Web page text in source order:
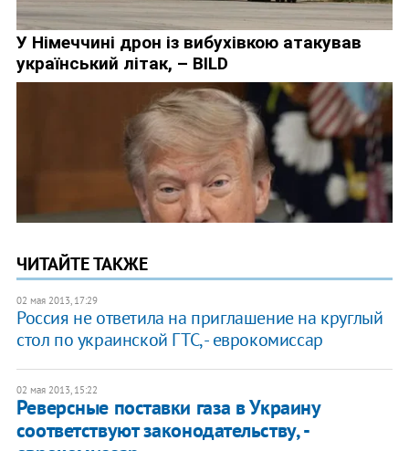
ЧИТАЙТЕ ТАКЖЕ
02 мая 2013, 17:29
Россия не ответила на приглашение на круглый
стол по украинской ГТС, - еврокомиссар
02 мая 2013, 15:22
Реверсные поставки газа в Украину
соответствуют законодательству, -